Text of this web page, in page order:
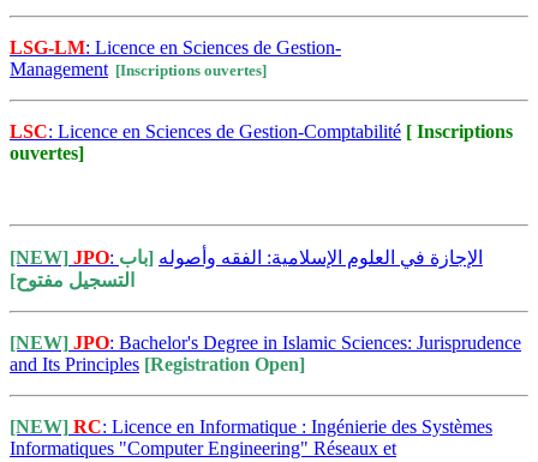
LSG-LM: Licence en Sciences de Gestion-
Management [Inscriptions ouvertes]
LSC: Licence en Sciences de Gestion-Comptabilité [ Inscriptions
ouvertes]
[NEW] JPO : الإجازة في العلوم الإسلامية: الفقه وأصوله [باب
التسجيل مفتوح]
[NEW] JPO: Bachelor's Degree in Islamic Sciences: Jurisprudence
and Its Principles [Registration Open]
[NEW] RC: Licence en Informatique : Ingénierie des Systèmes
Informatiques "Computer Engineering" Réseaux et